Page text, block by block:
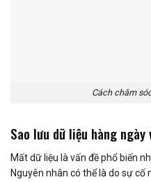
Cách chăm
Sao lưu dữ liệu hàng ngày
Mất dữ liệu là vấn đề phổ biến
Nguyên nhân có thể là do sự cố